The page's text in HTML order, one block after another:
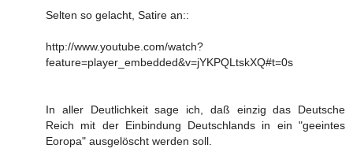
Selten so gelacht, Satire an::
http://www.youtube.com/watch?
feature=player_embedded&v=jYKPQLtskXQ#t=0s
In aller Deutlichkeit sage ich, daß einzig das Deutsche
Reich mit der Einbindung Deutschlands in ein "geeintes
Eoropa" ausgelöscht werden soll.